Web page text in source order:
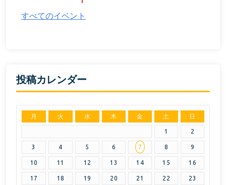
すべてのイベント
投稿カレンダー
月 火 水 木 金 土 日
1 2
3 4 5 6 7 8 9
10 11 12 13 14 15 16
17 18 19 20 21 22 23